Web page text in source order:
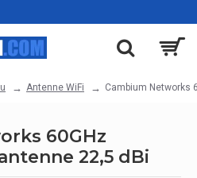
Antenne WiFi Cambium Networks
60GHz
22,5 dBi